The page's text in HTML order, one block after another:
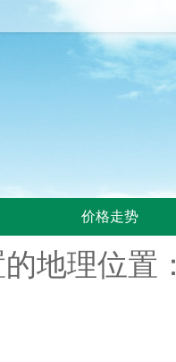
价格走势
的地理位